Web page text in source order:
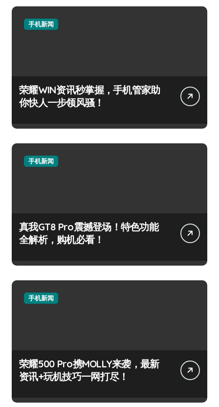
手机新闻
荣耀WIN资讯秒掌握，手机管家助
你快人一步领风骚！
手机新闻
真我GT8 Pro震撼登场！特色功能
全解析，购机必看！
手机新闻
荣耀500 Pro携MOLLY来袭，最新
资讯+玩机技巧一网打尽！